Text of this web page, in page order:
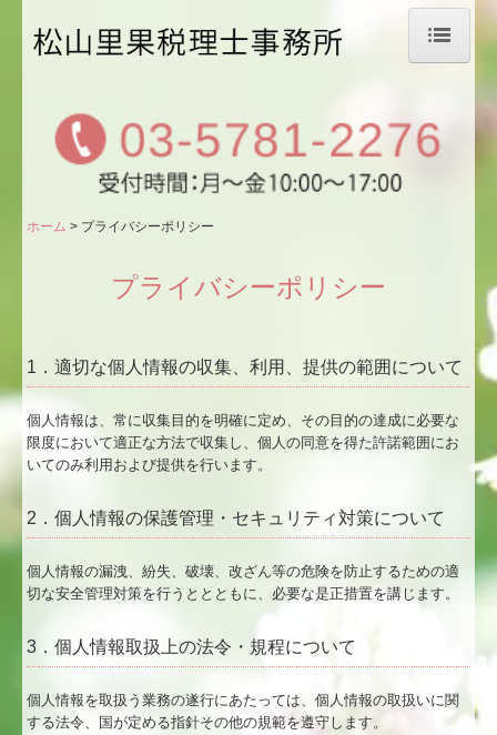
事務所のご案内
会計・税務のご案内
月次決算書のご説明
会社設立をお考えの方
税務トピックス
リンク集
お問合せ
プライバシーポリシー
ホーム プライバシーポリシー
プライバシーポリシー
1．適切な個人情報の収集、利用、提供の範囲について
個人情報は、常に収集目的を明確に定め、その目的の達成に必要な
限度において適正な方法で収集し、個人の同意を得た許諾範囲にお
いてのみ利用および提供を行います。
2．個人情報の保護管理・セキュリティ対策について
個人情報の漏洩、紛失、破壊、改ざん等の危険を防止するための適
切な安全管理対策を行うととともに、必要な是正措置を講じます。
3．個人情報取扱上の法令・規程について
個人情報を取扱う業務の遂行にあたっては、個人情報の取扱いに関
する法令、国が定める指針その他の規範を遵守します。